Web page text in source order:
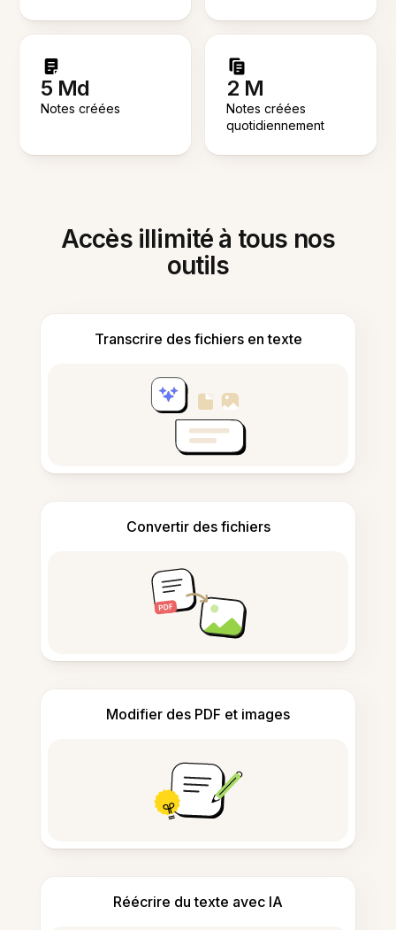
5 Md
Notes créées
2 M
Notes créées
quotidiennement
Accès illimité à tous nos
outils
Transcrire des fichiers en texte
Convertir des fichiers
Modifier des PDF et images
Réécrire du texte avec IA